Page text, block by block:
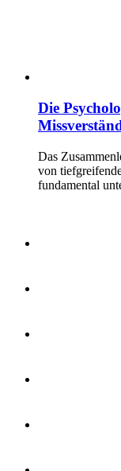
Die
Das
von
fundamental